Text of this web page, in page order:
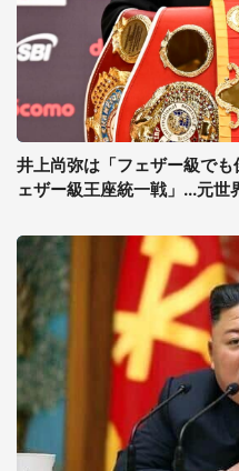
井上尚弥は「フェザー級で
ェザー級王座統一戦」...元